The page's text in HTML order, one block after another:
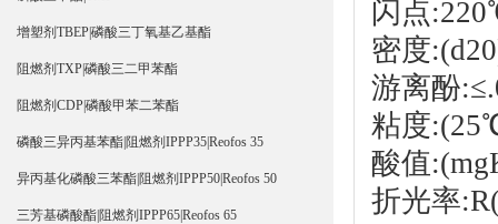
增塑剂TBEP|磷酸三丁氧基乙基酯
阻燃剂TXP|磷酸三二甲苯酯
阻燃剂CDP|磷酸甲苯二苯酯
磷酸三异丙基苯酯|阻燃剂IPPP35|Reofos 35
异丙基化磷酸三苯酯|阻燃剂IPPP50|Reofos 50
三芳基磷酸酯|阻燃剂IPPP65|Reofos 65
闪点
密度
游离酚
粘度
酸值
折光率